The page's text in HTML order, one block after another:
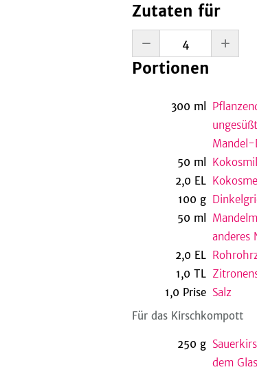
Zutaten für
Portionen
300 ml
Mandel-
50 ml
2,0 EL
100 g
50 ml
anderes
2,0 EL
1,0 TL
1,0 Prise Salz
Für das Kirschkompott
250 g
dem Glas